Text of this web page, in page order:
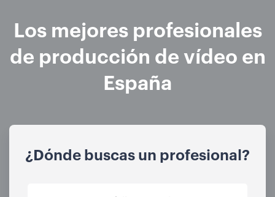
Los mejores profesionales
de producción de vídeo en
España
¿Dónde buscas un profesional?